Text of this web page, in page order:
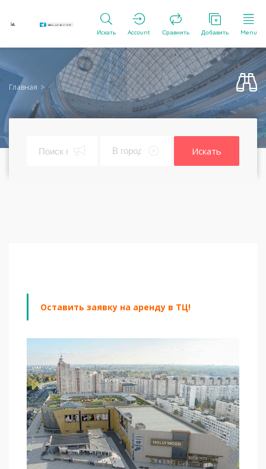
Искать Account Сравнить Добавить Menu
Главная
Искать
Оставить заявку на аренду в ТЦ!